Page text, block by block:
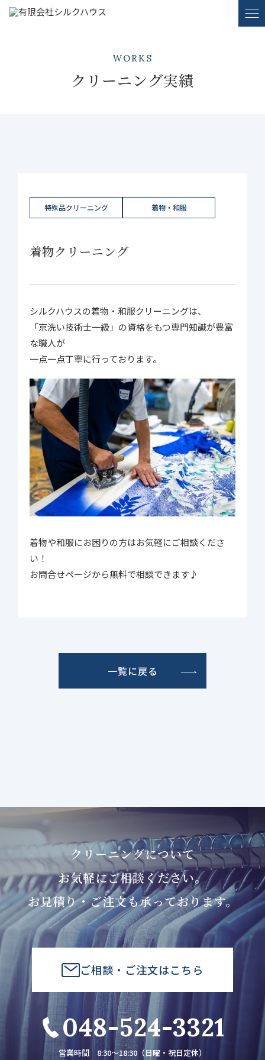
WORKS
クリーニング実績
特殊品クリーニング 着物・和服
着物クリーニング
シルクハウスの着物・和服クリーニングは、
「京洗い技術士一級」の資格をもつ専門知識が豊富
な職人が
一点一点丁寧に行っております。
着物や和服にお困りの方はお気軽にご相談くださ
い！
お問合せページから無料で相談できます♪
一覧に戻る
クリーニングについて
お気軽にご相談ください。
お見積り・ご注文も承っております。
ご相談・ご注文はこちら
048-524-3321
営業時間 8:30～18:30（日曜・祝日定休）